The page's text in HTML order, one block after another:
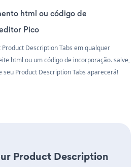
html ou código de
Pico
Description Tabs em qualquer
html ou um código de incorporação. salve,
seu Product Description Tabs aparecerá!
Product Description